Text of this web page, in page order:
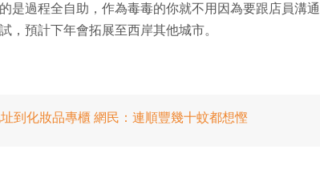
是過程全自助，作為毒毒的你就不用因為要跟店員溝
，預計下年會拓展至西岸其他城市。
到化妝品專櫃 網民：連順豐幾十蚊都想慳